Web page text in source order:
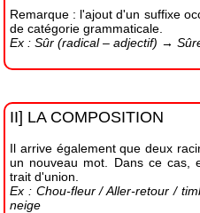
Remarque : l'ajout d'un suffixe
de catégorie grammaticale.
Ex : Sûr (radical – adjectif) →
II] LA COMPOSITION
Il arrive également que deux
un nouveau mot. Dans ce cas,
trait d'union.
Ex : Chou-fleur / Aller-retour /
neige